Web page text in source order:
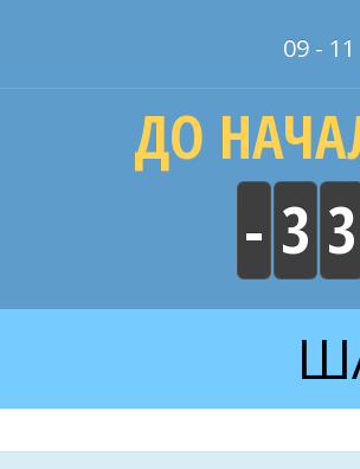
09 -
ДО
- 3 3